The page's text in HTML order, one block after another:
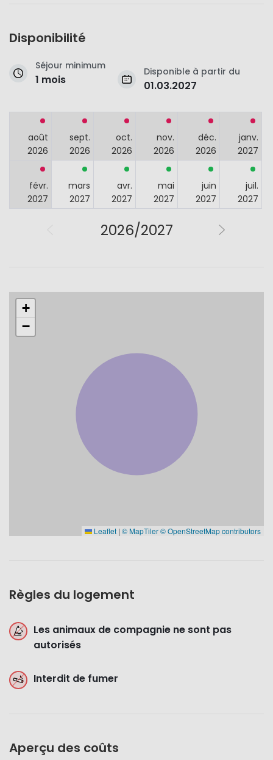
Disponibilité
Séjour minimum
1 mois
Disponible à partir du
01.03.2027
août
2026
sept.
2026
oct.
2026
nov.
2026
déc.
2026
janv.
2027
févr.
2027
mars
2027
avr.
2027
mai
2027
juin
2027
juil.
2027
2026/2027
+
−
Leaflet | © MapTiler© OpenStreetMap contributors
Règles du logement
Les animaux de compagnie ne sont pas
autorisés
Interdit de fumer
Aperçu des coûts